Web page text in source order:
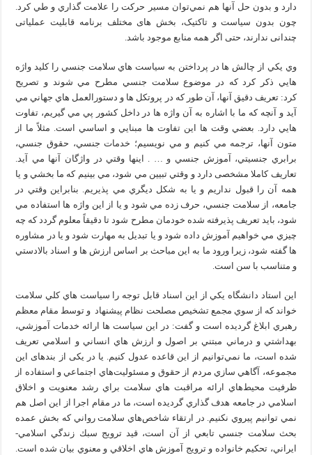
دارد و بدون حل آنها هم نمي‌توان مسير حركت را علامت‌ گذاري و طي كرد.
چون بدون سیاست و تاکتیک، بخش های مختلف برنامه قابلیت عملیاتی
چندانی ندارند، حتی اگر همه منابع موجود باشد.
وي يكي از چالش‌ ها در پرداختن به سياست هاي سلامت جنسي را كليد واژه‌
هايي ذكر كرد كه در موضوع سلامت جنسي مطرح مي‌ شوند و تصريح
كرد: تعريف دقيق آنها، آن طور كه در پروتكل‌ ها و دستورالعمل‌ هاي جهاني مي‌
آيد و آنچه كه ما با اشاره به آن واژه‌ ها در داخل كشور پي‌ مي‌ گيريم، تفاوت‌
هايي دارد. بعضي وقت‌ ها اين تفاوت‌ ها مبنايي و اساسي است. مثلاً ما از
متون آنها، ترجمه مي‌ كنيم و مي‌ نويسيم؛ خدمات جنسي، حقوق جنسي،
برابري جنسيتي، آموزش جنسي و … . اينها وقتي در واژگان آنها مي‌ آيد.
تعاريف كاملا مشخصی دارد و وقتي تبيين مي‌ شود، مي‌ بينيم كه ما بخشي و یا
همه آن را قبول نداريم و يا به شكل ديگري مي‌ پذيريم. بنابراين وقتي در
جامعه، از سلامت جنسي، حرف زده مي‌ شود و يا از اين واژه‌ ها استفاده مي‌
شود، بايد تعريف پذيرفته شده‌ خودمان مطرح شود تا دقيقاً معلوم گردد كه چه
چيزي مي‌ خواهيم آموزش داده شود و يا تبديل به مهارت شود و یا در مشاوره
ها گفته شود، زيرا ورود ما به اين مباحث بر اساس ارزش‌ ها و اسناد بالادستي
و متناسب با سن است.
اين استاد دانشگاه يكي از اين اسناد قابل توجه را سياست‌ هاي كلي سلامت
خواند كه از سوي مجمع تشخيص مصلحت نظام پيشنهاد و توسط مقام معظم
رهبري ابلاغ گرديده است و گفت: در اين سياست‌ ها ارائه خدمات آموزشي،
بهداشتي و درماني مبتني بر اصول و ارزش‌ هاي انساني و اسلامي تعريف
شده است، ما نمي‌توانيم از اين قاعده عدول كنيم. يا در یکی از بندهای این
مجموعه، آگاهي‌ سازي مردم از حقوق و مسئوليت‌هاي اجتماعي و استفاده از
ظرفيت محيط‌هاي ارائه مراقبت‌ هاي سلامت براي رشد معنويت و اخلاق
اسلامي در جامعه هدف‌ گذاري گرديده است، ما در مقام اجرا از اين اصل هم
نمي‌ توانيم پيروي نكنيم. در ارتقاء شاخص‌هاي سلامت رواني كه بخش‌ عمده
بحث سلامت جنسي تابعي از آن است، قيد ترويج سبك زندگي اسلامي-
ايراني، تحكيم خانواده و ترويج آموزش‌ هاي اخلاقي و معنوي بيان شده است.